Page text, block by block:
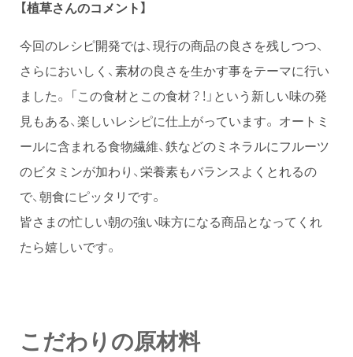
【植草さんのコメント】
今回のレシピ開発では、現行の商品の良さを残しつつ、
さらにおいしく、素材の良さを生かす事をテーマに行い
ました。 「この食材とこの食材？！」という新しい味の発
見もある、楽しいレシピに仕上がっています。 オートミ
ールに含まれる食物繊維、鉄などのミネラルにフルーツ
のビタミンが加わり、栄養素もバランスよくとれるの
で、朝食にピッタリです。
皆さまの忙しい朝の強い味方になる商品となってくれ
たら嬉しいです。
こだわりの原材料